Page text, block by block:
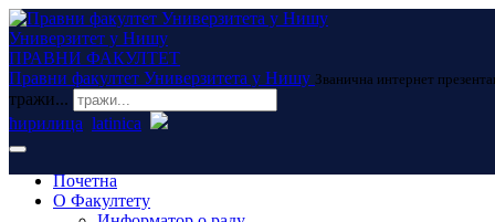
Универзитет у Нишу
ПРАВНИ ФАКУЛТЕТ
Правни факултет Универзитета у Нишу Званична интернет
тражи...
ћирилица latinica
Почетна
О Факултету